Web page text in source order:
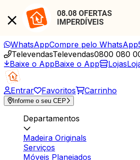
08.08 OFERTAS
IMPERDÍVEIS
WhatsAppCompre pelo WhatsApp
TelevendasTelevendas0800 080
Baixe o AppBaixe o App Lojas
Entrar Favoritos Carrinho
Informe o seu CEP
Departamentos
Madeira Originals
Serviços
Móveis Planejados